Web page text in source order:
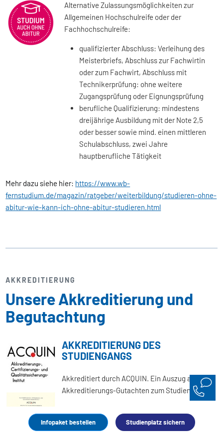
Infopaket bestellen Studienplatz sichern
Alternative Zulassungsmöglichkeiten zur
Allgemeinen Hochschulreife oder der
Fachhochschulreife:
qualifizierter Abschluss: Verleihung des
Meisterbriefs, Abschluss zur Fachwirtin
oder zum Fachwirt, Abschluss mit
Technikerprüfung: ohne weitere
Zugangsprüfung oder Eignungsprüfung
berufliche Qualifizierung: mindestens
dreijährige Ausbildung mit der Note 2,5
oder besser sowie mind. einen mittleren
Schulabschluss, zwei Jahre
hauptberufliche Tätigkeit
Mehr dazu siehe hier: https://www.wb-
fernstudium.de/magazin/ratgeber/weiterbildung/studieren-ohne-
abitur-wie-kann-ich-ohne-abitur-studieren.html
AKKREDITIERUNG
Unsere Akkreditierung und
Begutachtung
AKKREDITIERUNG DES
STUDIENGANGS
Akkreditiert durch ACQUIN. Ein Auszug aus dem
Akkreditierungs-Gutachten zum Studiengang:
,Informatik‘ schlüssig und gut strukturiert. Als
besonders positiv ist hervorzuheben, dass